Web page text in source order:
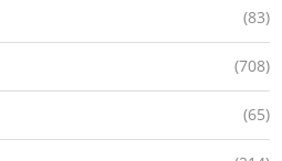
(83)
(708)
(65)